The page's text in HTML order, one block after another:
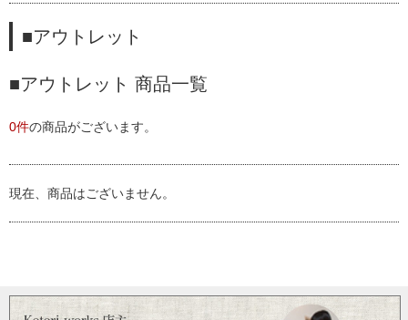
■アウトレット
■アウトレット 商品一覧
0件の商品がございます。
現在、商品はございません。